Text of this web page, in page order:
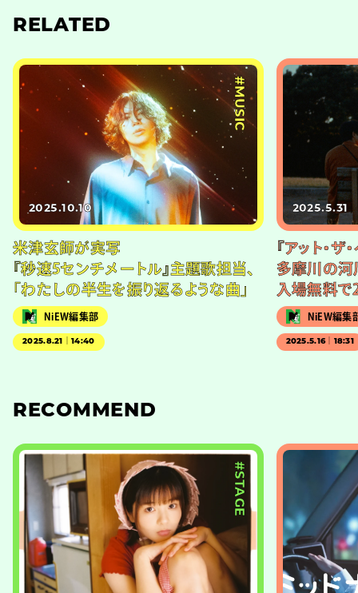
RELATED
#MUSIC
2025.10.10
米津玄師が実写
『秒速5センチメートル』主題歌担当、
「わたしの半生を振り返るような曲」
NiEW編集部
2025.8.21｜14:40
2025.5.31
『アット・ザ
多摩川の河
入場無料で
NiEW編集
2025.5.16｜18:31
RECOMMEND
#STAGE